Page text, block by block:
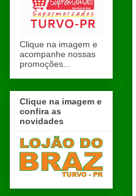
Clique na imagem e
acompanhe nossas
promoções...
Clique na imagem e
confira as
novidades